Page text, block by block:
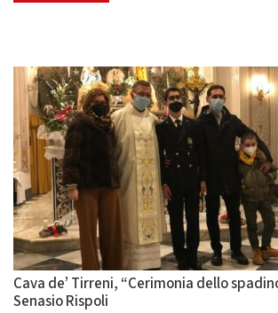
Cava de’ Tirreni, “Cerimonia dello
Senasio Rispoli